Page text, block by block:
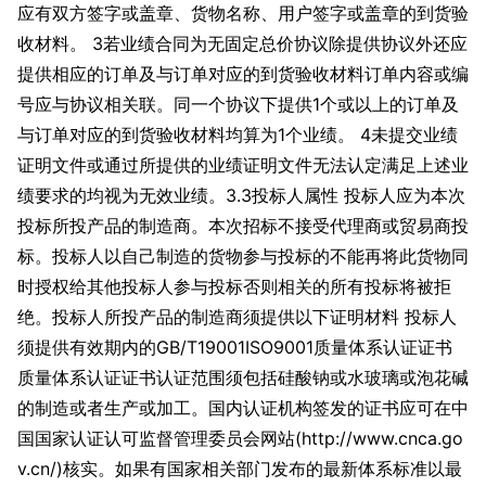
应有双方签字或盖章、货物名称、用户签字或盖章的到货验
收材料。 3若业绩合同为无固定总价协议除提供协议外还应
提供相应的订单及与订单对应的到货验收材料订单内容或编
号应与协议相关联。同一个协议下提供1个或以上的订单及
与订单对应的到货验收材料均算为1个业绩。 4未提交业绩
证明文件或通过所提供的业绩证明文件无法认定满足上述业
绩要求的均视为无效业绩。3.3投标人属性 投标人应为本次
投标所投产品的制造商。本次招标不接受代理商或贸易商投
标。投标人以自己制造的货物参与投标的不能再将此货物同
时授权给其他投标人参与投标否则相关的所有投标将被拒
绝。投标人所投产品的制造商须提供以下证明材料 投标人
须提供有效期内的GB/T19001ISO9001质量体系认证证书
质量体系认证证书认证范围须包括硅酸钠或水玻璃或泡花碱
的制造或者生产或加工。国内认证机构签发的证书应可在中
国国家认证认可监督管理委员会网站(http://www.cnca.go
v.cn/)核实。如果有国家相关部门发布的最新体系标准以最